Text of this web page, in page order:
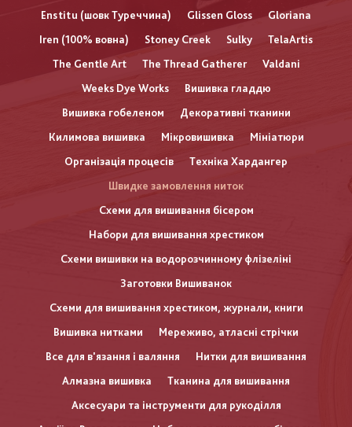
Enstitu (шовк Туреччина)
Glissen Gloss
Gloriana
Iren (100% вовна)
Stoney Creek Sulky
TelaArtis
The Gentle Art
The Thread Gatherer
Valdani
Weeks Dye Works
Вишивка гладдю
Вишивка гобеленом
Декоративні тканини
Килимова вишивка
Мікровишивка
Мініатюри
Організація процесів
Техніка Хардангер
Швидке замовлення ниток
Схеми для вишивання бісером
Набори для вишивання хрестиком
Схеми вишивки на водорозчинному флізеліні
Заготовки Вишиванок
Схеми для вишивання хрестиком, журнали, книги
Вишивка нитками
Мереживо, атласні стрічки
Все для в'язання і валяння
Нитки для вишивання
Алмазна вишивка
Тканина для вишивання
Аксесуари та інструменти для рукоділля